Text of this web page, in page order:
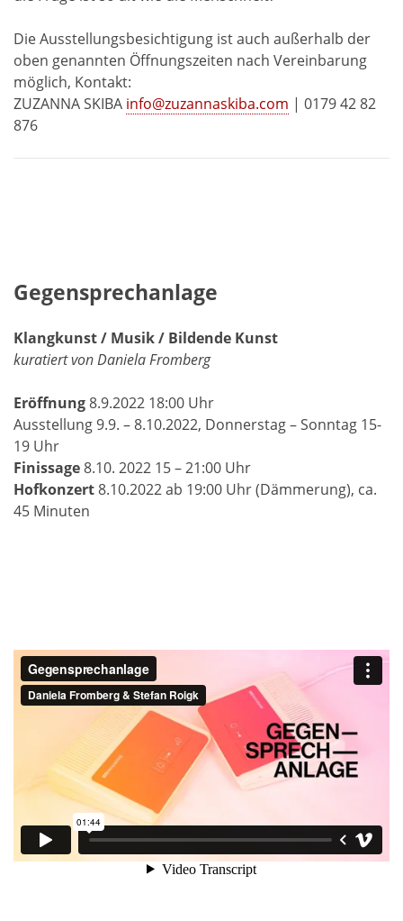
Die Ausstellungsbesichtigung ist auch außerhalb der
oben genannten Öffnungszeiten nach Vereinbarung
möglich, Kontakt:
ZUZANNA SKIBA info@zuzannaskiba.com | 0179 42 82
876
Gegensprechanlage
Klangkunst / Musik / Bildende Kunst
kuratiert von Daniela Fromberg
Eröffnung8.9.2022 18:00 Uhr
Ausstellung 9.9. – 8.10.2022, Donnerstag – Sonntag 15-
19 Uhr
Finissage8.10. 2022 15 – 21:00 Uhr
Hofkonzert8.10.2022 ab 19:00 Uhr (Dämmerung), ca.
45 Minuten